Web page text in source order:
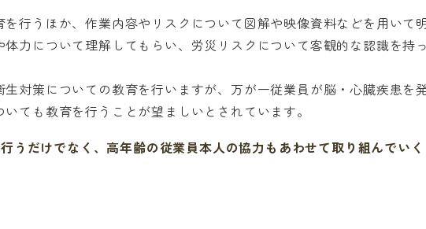
行うほか、作業内容やリスクについて図解や映像資料などを用いて
力について理解してもらい、労災リスクについて客観的な認識を持
対策についての教育を行いますが、万が一従業員が脳・心臓疾患を
ても教育を行うことが望ましいとされています。
うだけでなく、高年齢の従業員本人の協力もあわせて取り組んでい